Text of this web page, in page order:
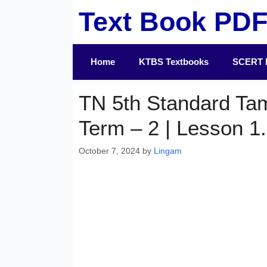
Text Book PDF
Home KTBS Textbooks SCERT
TN 5th Standard
Term – 2 | Lesson
October 7, 2024 by Lingam